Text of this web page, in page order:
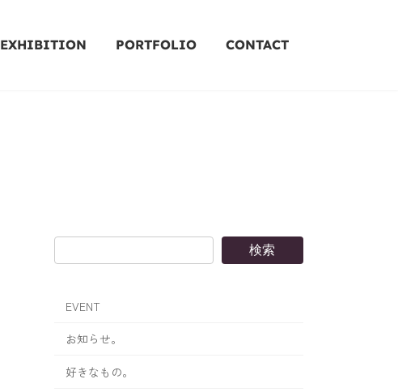
EXHIBITION PORTFOLIO CONTACT
検索
EVENT
お知らせ。
好きなもの。